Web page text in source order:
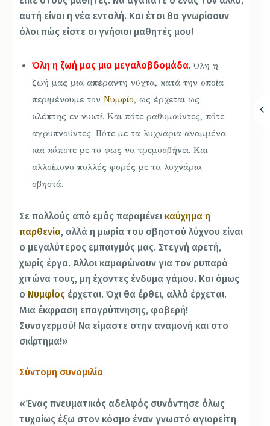
αυτή είναι η νέα εντολή. Και έτσι θα γνωρίσουν
όλοι πώς είστε οι γνήσιοι μαθητές μου!
Όλη η ζωή μας μια μεγαλοβδομάδα.Όλη η
ζωή μας μια απέραντη νύχτα, κατά την οποία
περιμένουμε τονΝυμφίο, ως έρχεται ως
κλέπτης εν νυκτί. Και πότε ραθυμούντες, πότε
αγρυπνούντες. Πότε με τα λυχνάρια αναμμένα
και κάποτε με το φως να τρεμοσβήνει. Και
αλλοίμονο πολλές φορές με τα λυχνάρια
σβηστά.
Σε πολλούς από εμάς παραμένεικαύχημα η
παρθενία, αλλά η μωρία του σβηστού λύχνου είναι
ο μεγαλύτερος εμπαιγμός μας. Στεγνή αρετή,
χωρίς έργα. Άλλοι καμαρώνουν για τον ρυπαρό
χιτώνα τους, μη έχοντες ένδυμα γάμου. Και όμως
ο Νυμφίος έρχεται. Όχι θα έρθει, αλλά έρχεται.
Μια έκφραση επαγρύπνησης, φοβερή!
Συναγερμού! Να είμαστε στην αναμονή και στο
σκίρτημα!»
Σύντομη συνομιλία
«Ένας πνευματικός αδελφός συνάντησε όλως
τυχαίως έξω στον κόσμο έναν γνωστό αγιορείτη